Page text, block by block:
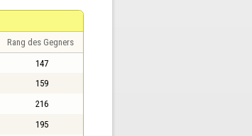
Rang des Gegners
147
159
216
195